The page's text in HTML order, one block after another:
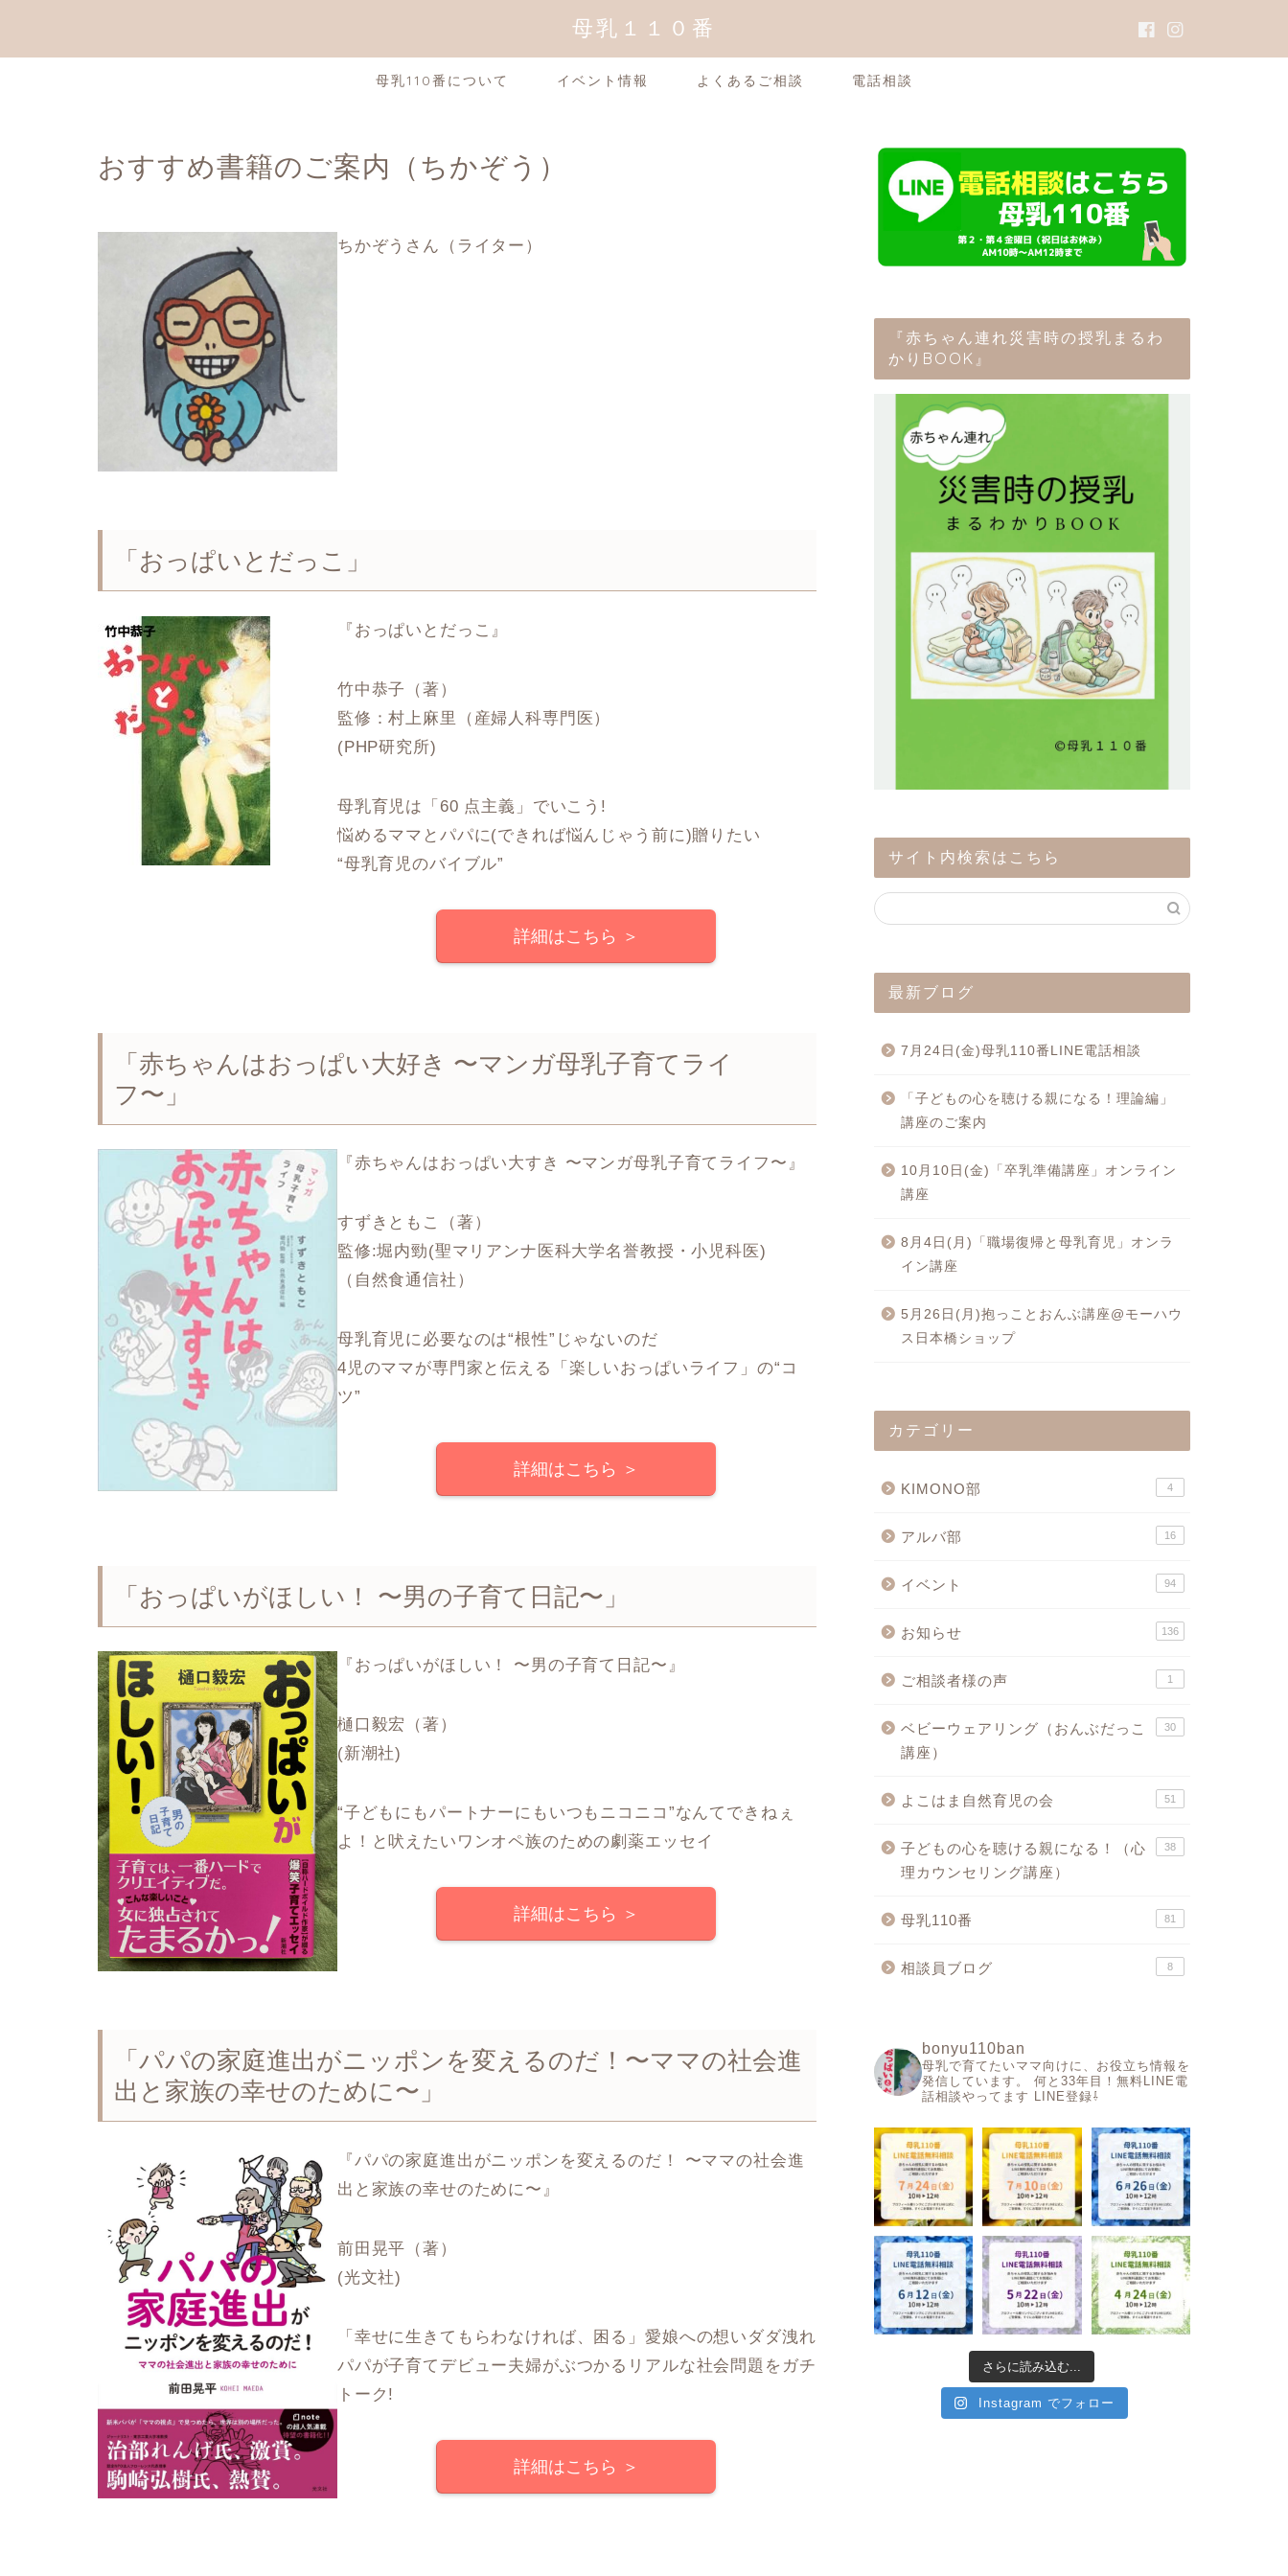
母乳１１０番
母乳110番について イベント情報 よくあるご相談 電話相談
おすすめ書籍のご案内（ちかぞう）
ちかぞうさん（ライター）
「おっぱいとだっこ」
『おっぱいとだっこ』
竹中恭子（著）
監修：村上麻里（産婦人科専門医）
(PHP研究所)
母乳育児は「60 点主義」でいこう!
悩めるママとパパに(できれば悩んじゃう前に)贈りたい
“母乳育児のバイブル”
詳細はこちら ＞
「赤ちゃんはおっぱい大好き 〜マンガ母乳子育てライ
フ〜」
『赤ちゃんはおっぱい大すき 〜マンガ母乳子育てライフ〜』
すずきともこ（著）
監修:堀内勁(聖マリアンナ医科大学名誉教授・小児科医)
（自然食通信社）
母乳育児に必要なのは“根性”じゃないのだ
4児のママが専門家と伝える「楽しいおっぱいライフ」の“コ
ツ”
詳細はこちら ＞
「おっぱいがほしい！ 〜男の子育て日記〜」
『おっぱいがほしい！ 〜男の子育て日記〜』
樋口毅宏（著）
(新潮社)
“子どもにもパートナーにもいつもニコニコ”なんてできねぇ
よ！と吠えたいワンオペ族のための劇薬エッセイ
詳細はこちら ＞
「パパの家庭進出がニッポンを変えるのだ！〜ママの社会進
出と家族の幸せのために〜」
『パパの家庭進出がニッポンを変えるのだ！ 〜ママの社会進
出と家族の幸せのために〜』
前田晃平（著）
(光文社)
「幸せに生きてもらわなければ、困る」愛娘への想いダダ洩れ
パパが子育てデビュー夫婦がぶつかるリアルな社会問題をガチ
トーク!
詳細はこちら ＞
『赤ちゃん連れ災害時の授乳まるわ
かりBOOK』
サイト内検索はこちら
最新ブログ
7月24日(金)母乳110番LINE電話相談
「子どもの心を聴ける親になる！理論編」
講座のご案内
10月10日(金)「卒乳準備講座」オンライン
講座
8月4日(月)「職場復帰と母乳育児」オンラ
イン講座
5月26日(月)抱っことおんぶ講座@モーハウ
ス日本橋ショップ
カテゴリー
KIMONO部 4
アルバ部 16
イベント 94
お知らせ 136
ご相談者様の声 1
ベビーウェアリング（おんぶだっこ
講座）
30
よこはま自然育児の会 51
子どもの心を聴ける親になる！（心
理カウンセリング講座）
38
母乳110番 81
相談員ブログ 8
bonyu110ban
母乳で育てたいママ向けに、お役立ち情報を
発信しています。
何と33年目！無料LINE電
話相談やってます LINE登録⇩
さらに読み込む...
Instagram でフォロー